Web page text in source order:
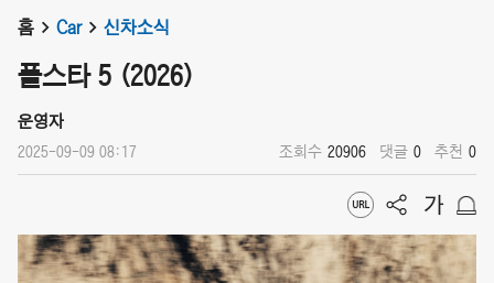
홈 Car 신차소식
폴스타 5 (2026)
운영자
2025-09-09 08:17 조회수 20906 댓글 0 추천 0